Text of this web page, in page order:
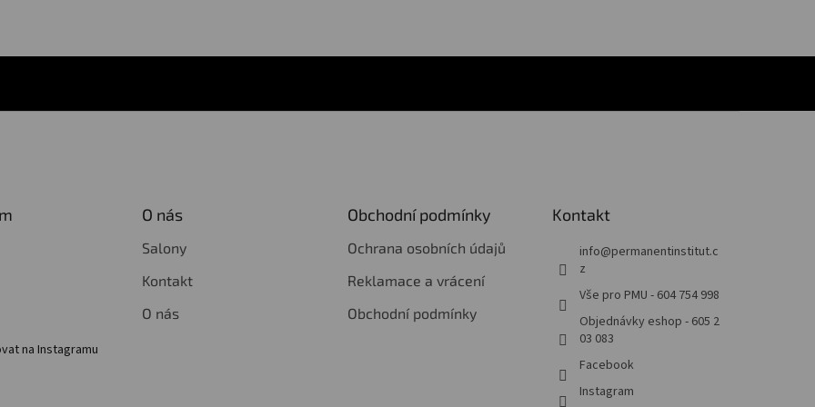
na Instagramu
O nás
Salony
Kontakt
O nás
Obchodní podmínky
Ochrana osobních údajů
Reklamace a vrácení
Obchodní podmínky
Kontakt
info@permanentinstitut.c
z
Vše pro PMU - 604 754 998
Objednávky eshop - 605 2
03 083
Facebook
Instagram